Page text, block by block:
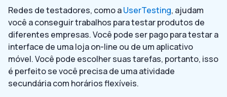
Redes de testadores, como aUserTesting, ajudam
você a conseguir trabalhos para testar produtos de
diferentes empresas. Você pode ser pago para testar a
interface de uma loja on-line ou de um aplicativo
móvel. Você pode escolher suas tarefas, portanto, isso
é perfeito se você precisa de uma atividade
secundária com horários flexíveis.